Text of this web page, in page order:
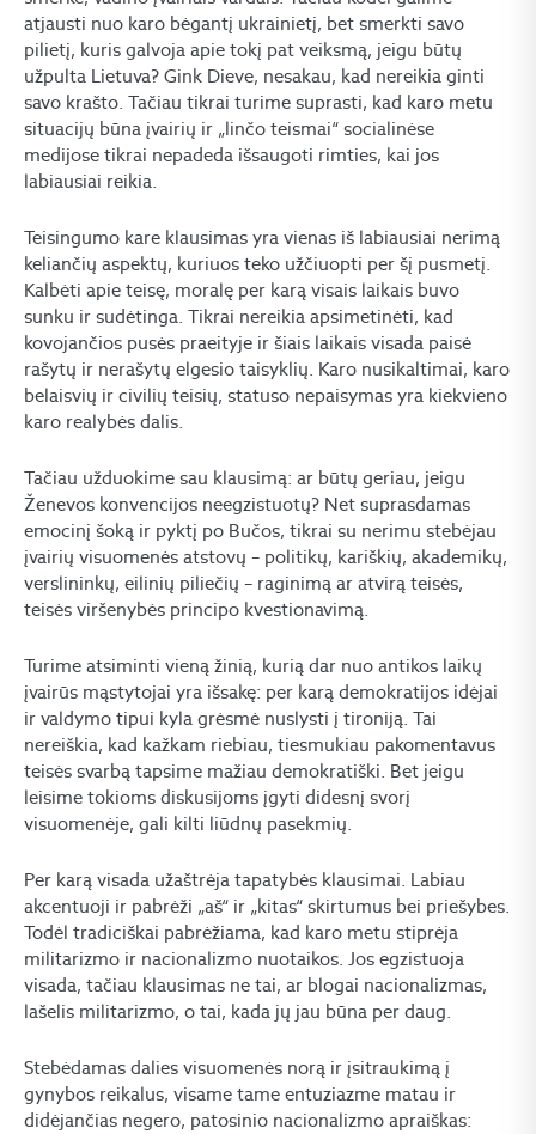
atjausti nuo karo bėgantį ukrainietį, bet smerkti savo
pilietį, kuris galvoja apie tokį pat veiksmą, jeigu būtų
užpulta Lietuva? Gink Dieve, nesakau, kad nereikia ginti
savo krašto. Tačiau tikrai turime suprasti, kad karo metu
situacijų būna įvairių ir „linčo teismai“ socialinėse
medijose tikrai nepadeda išsaugoti rimties, kai jos
labiausiai reikia.
Teisingumo kare klausimas yra vienas iš labiausiai nerimą
keliančių aspektų, kuriuos teko užčiuopti per šį pusmetį.
Kalbėti apie teisę, moralę per karą visais laikais buvo
sunku ir sudėtinga. Tikrai nereikia apsimetinėti, kad
kovojančios pusės praeityje ir šiais laikais visada paisė
rašytų ir nerašytų elgesio taisyklių. Karo nusikaltimai, karo
belaisvių ir civilių teisių, statuso nepaisymas yra kiekvieno
karo realybės dalis.
Tačiau užduokime sau klausimą: ar būtų geriau, jeigu
Ženevos konvencijos neegzistuotų? Net suprasdamas
emocinį šoką ir pyktį po Bučos, tikrai su nerimu stebėjau
įvairių visuomenės atstovų – politikų, kariškių, akademikų,
verslininkų, eilinių piliečių – raginimą ar atvirą teisės,
teisės viršenybės principo kvestionavimą.
Turime atsiminti vieną žinią, kurią dar nuo antikos laikų
įvairūs mąstytojai yra išsakę: per karą demokratijos idėjai
ir valdymo tipui kyla grėsmė nuslysti į tironiją. Tai
nereiškia, kad kažkam riebiau, tiesmukiau pakomentavus
teisės svarbą tapsime mažiau demokratiški. Bet jeigu
leisime tokioms diskusijoms įgyti didesnį svorį
visuomenėje, gali kilti liūdnų pasekmių.
Per karą visada užaštrėja tapatybės klausimai. Labiau
akcentuoji ir pabrėži „aš“ ir „kitas“ skirtumus bei priešybes.
Todėl tradiciškai pabrėžiama, kad karo metu stiprėja
militarizmo ir nacionalizmo nuotaikos. Jos egzistuoja
visada, tačiau klausimas ne tai, ar blogai nacionalizmas,
lašelis militarizmo, o tai, kada jų jau būna per daug.
Stebėdamas dalies visuomenės norą ir įsitraukimą į
gynybos reikalus, visame tame entuziazme matau ir
didėjančias negero, patosinio nacionalizmo apraiškas: